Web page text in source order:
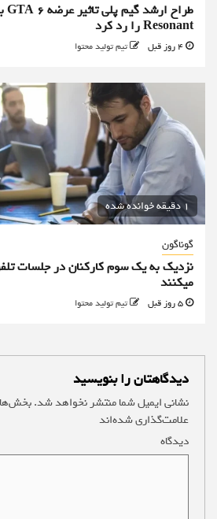
Resonant را رد کرد
تیم تولید محتوا
1 دقیقه خوانده شده
گوناگون
نزدیک به یک سوم کارکنان در جلسات
میکنند
تیم تولید محتوا
دیدگاهتان را بنویسید
نشانی ایمیل شما منتشر نخواهد شد.
علامت‌گذاری شده‌اند
دیدگاه